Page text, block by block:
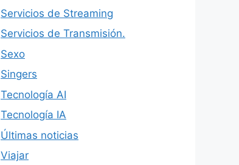
Servicios de Streaming
Servicios de Transmisión.
Sexo
Singers
Tecnología AI
Tecnología IA
Últimas noticias
Viajar